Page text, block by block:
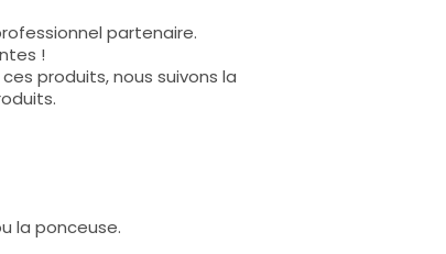
partenaire.
!
produits, nous suivons la
la ponceuse.